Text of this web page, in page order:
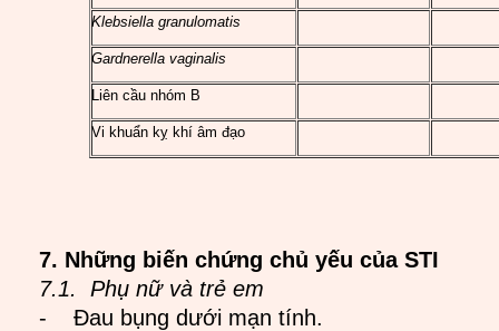
Klebsiella granulomatis
Gardnerella vaginalis
Liên cầu nhóm B
Vi khuẩn kỵ khí âm đạo
7. Những biến chứng chủ yếu của STI
7.1. Phụ nữ và trẻ em
- Đau bụng dưới mạn tính.